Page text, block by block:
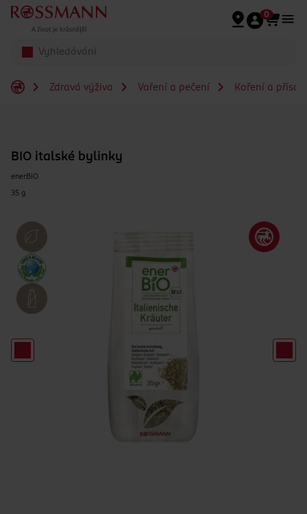
Přeskočit na hlavmní obsah
0
Zdravá výživa Vaření a pečení Koření a
BIO italské bylinky
enerBiO
35 g